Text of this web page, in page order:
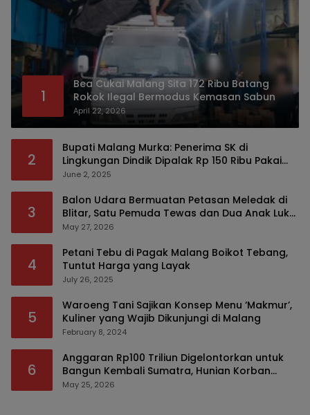
1
Bea Cukai Malang Sita 172 Ribu Batang
Rokok Ilegal Bermodus Kemasan Sabun
April 22, 2026
2
Bupati Malang Murka: Penerima SK di
Lingkungan Dindik Dipalak Rp 150 Ribu Pakai
Modus Tumpengan, KPK Turut Pantau
June 2, 2025
3
Balon Udara Bermuatan Petasan Meledak di
Blitar, Satu Pemuda Tewas dan Dua Anak Luka
Serius
May 27, 2026
4
Petani Tebu di Pagak Malang Boikot Tebang,
Tuntut Harga yang Layak
July 26, 2025
5
Waroeng Tani Sajikan Konsep Menu ‘Makmur’,
Kuliner yang Wajib Dikunjungi di Malang
February 8, 2024
6
Anggaran Rp100 Triliun Digelontorkan untuk
Bangun Kembali Sumatra, Hunian Korban
Bencana Bakal Difokuskan
May 25, 2026